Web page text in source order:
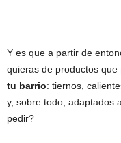
Y es que a partir de
quieras de productos que
tu barrio: tiernos,
y, sobre todo, adaptados
pedir?